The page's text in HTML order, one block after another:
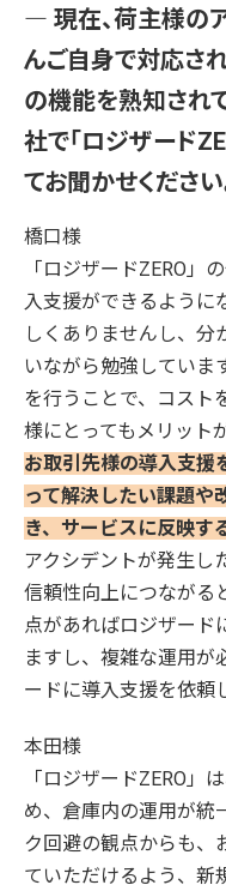
― 現在、荷主様の
んご自身で対応され
の機能を熟知され
社で「ロジザード
てお聞かせください
橋口様
「ロジザードZERO」
入支援ができるように
しくありませんし、分
いながら勉強していま
を行うことで、コスト
様にとってもメリット
お取引先様の導入支援
って解決したい課題や
き、サービスに反映す
アクシデントが発生し
信頼性向上につながる
点があればロジザード
ますし、複雑な運用が
ードに導入支援を依頼
本田様
「ロジザードZERO」
め、倉庫内の運用が統
ク回避の観点からも、
ていただけるよう、新